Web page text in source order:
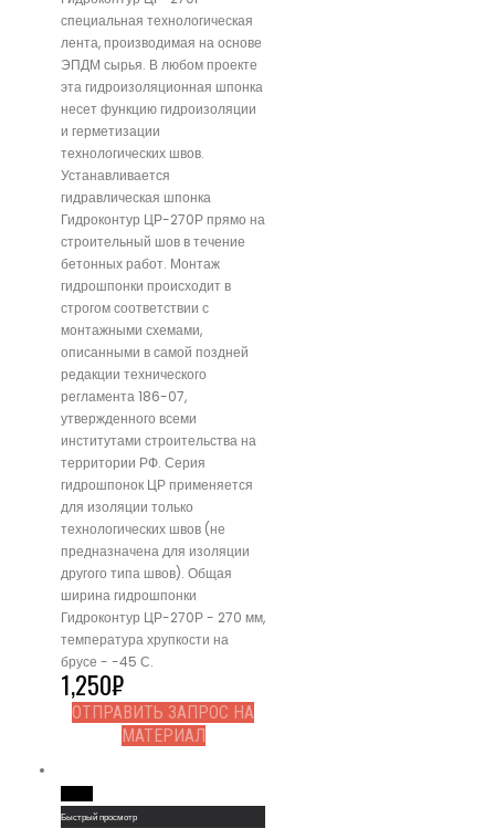
специальная технологическая
лента, производимая на основе
ЭПДМ сырья. В любом проекте
эта гидроизоляционная шпонка
несет функцию гидроизоляции
и герметизации
технологических швов.
Устанавливается
гидравлическая шпонка
Гидроконтур ЦР-270Р прямо на
строительный шов в течение
бетонных работ. Монтаж
гидрошпонки происходит в
строгом соответствии с
монтажными схемами,
описанными в самой поздней
редакции технического
регламента 186-07,
утвержденного всеми
институтами строительства на
территории РФ. Серия
гидрошпонок ЦР применяется
для изоляции только
технологических швов (не
предназначена для изоляции
другого типа швов). Общая
ширина гидрошпонки
Гидроконтур ЦР-270Р - 270 мм,
температура хрупкости на
брусе - -45 С.
1,250₽
ОТПРАВИТЬ ЗАПРОС НА
МАТЕРИАЛ
Быстрый просмотр